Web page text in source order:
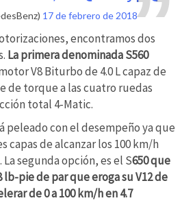
17 de febrero de 2018
encontramos dos
La primera denominada S560
V8 Biturbo de 4.0 L capaz de
de torque a las cuatro ruedas
total 4-Matic.
peleado con el desempeño ya que
capas de alcanzar los 100 km/h
segunda opción, es el S650 que
lb-pie de par que eroga su V12 de
de 0 a 100 km/h en 4.7